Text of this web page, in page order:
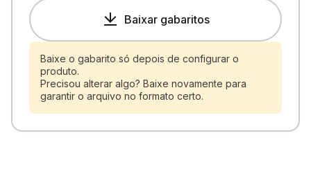
Baixar gabaritos
Baixe o gabarito só depois de configurar o
produto.
Precisou alterar algo? Baixe novamente para
garantir o arquivo no formato certo.